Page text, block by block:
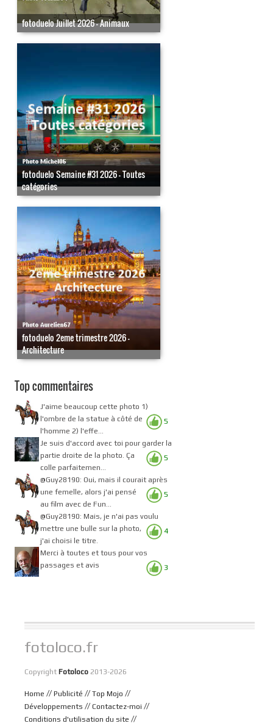
fotoduelo Juillet 2026 - Animaux
fotoduelo Semaine #31 2026 - Toutes
catégories
fotoduelo 2eme trimestre 2026 -
Architecture
Top commentaires
5
J'aime beaucoup cette photo 1)
l'ombre de la statue à côté de
l'homme 2) l'effe...
5
Je suis d'accord avec toi pour garder la
partie droite de la photo. Ça
colle parfaitemen...
5
@Guy28190: Oui, mais il courait après
une femelle, alors j'ai pensé
au film avec de Fun...
4
@Guy28190: Mais, je n'ai pas voulu
mettre une bulle sur la photo,
j'ai choisi le titre.
3
Merci à toutes et tous pour vos
passages et avis
fotoloco.fr
Copyright Fotoloco 2013-2026
Home // Publicité // Top Mojo //
Développements // Contactez-moi //
Conditions d'utilisation du site //